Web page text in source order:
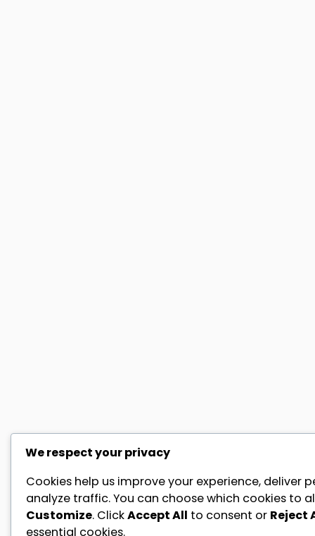
We respect your privacy
Cookies help us improve your experience, deliver
analyze traffic. You can choose which cookies to
Customize. ClickAccept All to consent or Reject
essential cookies.